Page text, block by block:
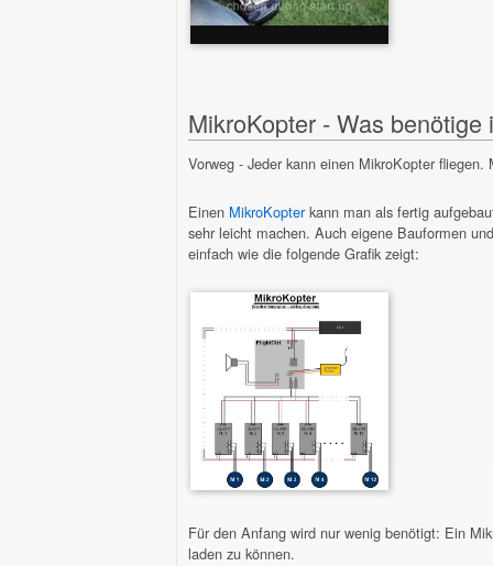
MikroKopter - Was benötige
Vorweg - Jeder kann einen MikroKopter
Einen MikroKopterkann man als fertig
sehr leicht machen. Auch eigene Bauformen
einfach wie die folgende Grafik zeigt:
Für den Anfang wird nur wenig benötigt: Ein
laden zu können.